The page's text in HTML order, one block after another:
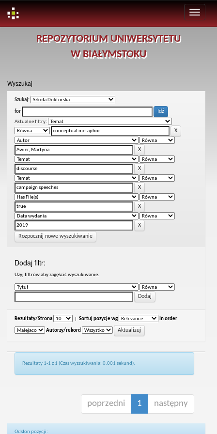
REPOZYTORIUM UNIWERSYTETU
W BIAŁYMSTOKU
Wyszukaj
Szukaj:
for
Aktualne filtry:
Rozpocznij nowe wyszukiwanie
Dodaj filtr:
Uzyj filtrów aby zagęścić wyszukiwanie.
Rezultaty/Strona Sortuj pozycje wg In order
Autorzy/rekord
Rezultaty 1-1 z 1 (Czas wyszukiwania: 0.001 sekund).
poprzedni 1 następny
Odsłon pozycji: